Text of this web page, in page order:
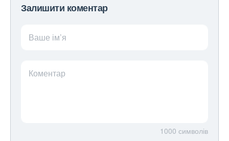
Залишити коментар
Ваше ім’я
Коментар
1000 символів